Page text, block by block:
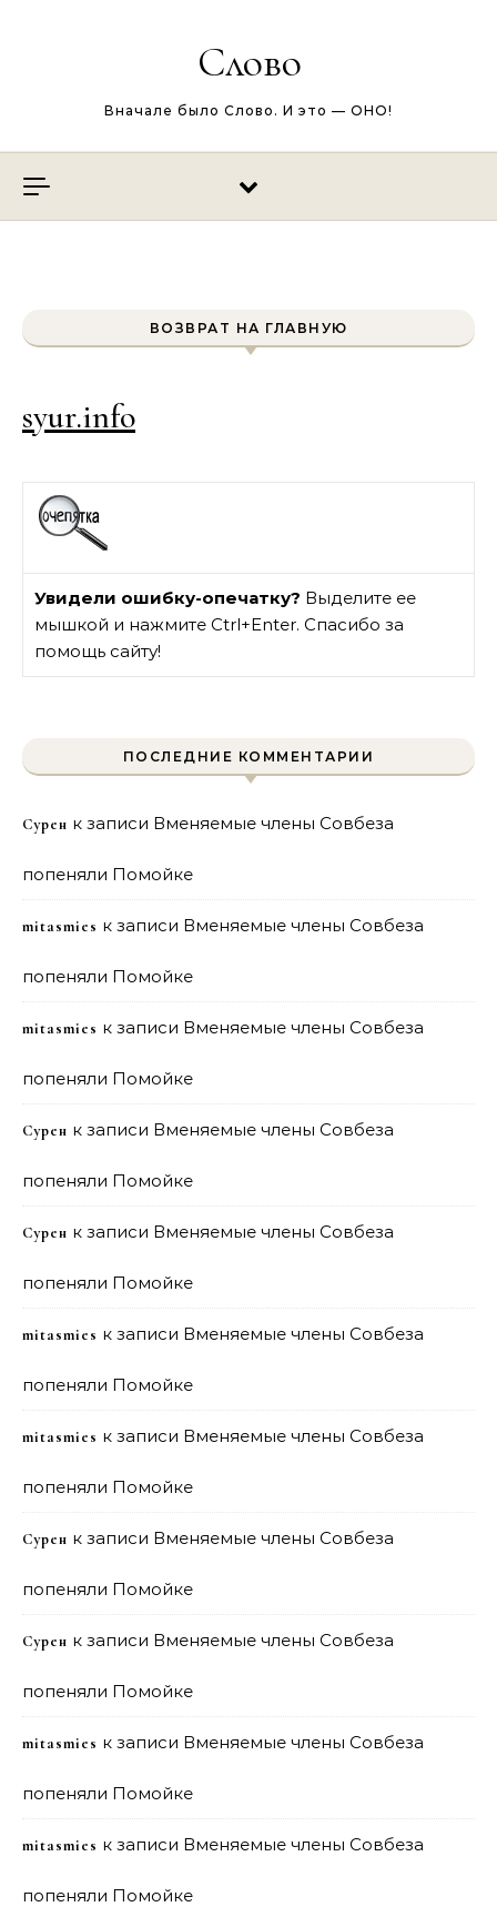
Слово
Вначале было Слово. И это — ОНО!
ВОЗВРАТ НА ГЛАВНУЮ
syur.info
Увидели ошибку-опечатку? Выделите ее
мышкой и нажмите Ctrl+Enter. Спасибо за
помощь сайту!
ПОСЛЕДНИЕ КОММЕНТАРИИ
Сурен к записи Вменяемые члены Совбеза
попеняли Помойке
mitasmies к записи Вменяемые члены Совбеза
попеняли Помойке
mitasmies к записи Вменяемые члены Совбеза
попеняли Помойке
Сурен к записи Вменяемые члены Совбеза
попеняли Помойке
Сурен к записи Вменяемые члены Совбеза
попеняли Помойке
mitasmies к записи Вменяемые члены Совбеза
попеняли Помойке
mitasmies к записи Вменяемые члены Совбеза
попеняли Помойке
Сурен к записи Вменяемые члены Совбеза
попеняли Помойке
Сурен к записи Вменяемые члены Совбеза
попеняли Помойке
mitasmies к записи Вменяемые члены Совбеза
попеняли Помойке
mitasmies к записи Вменяемые члены Совбеза
попеняли Помойке